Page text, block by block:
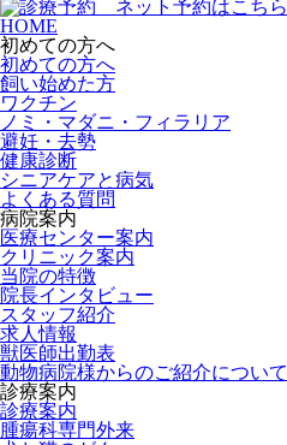
HOME
初めての方へ
初めての方へ
飼い始めた方
ワクチン
ノミ・マダニ・フィラリア
避妊・去勢
健康診断
シニアケアと病気
よくある質問
病院案内
医療センター案内
クリニック案内
当院の特徴
院長インタビュー
スタッフ紹介
求人情報
獣医師出勤表
動物病院様からのご紹介について
診療案内
診療案内
腫瘍科専門外来